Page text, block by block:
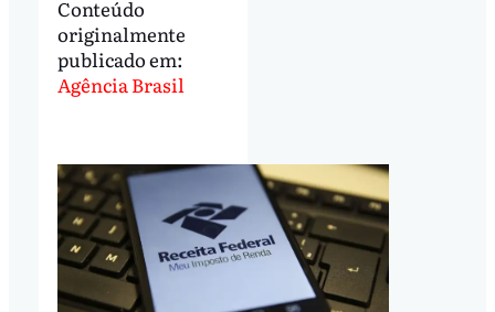
Conteúdo
originalmente
publicado em:
Agência Brasil